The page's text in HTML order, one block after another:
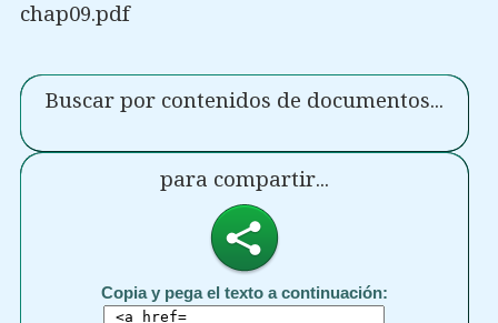
chap09.pdf
Buscar por contenidos de documentos...
para compartir...
Copia y pega el texto a continuación: